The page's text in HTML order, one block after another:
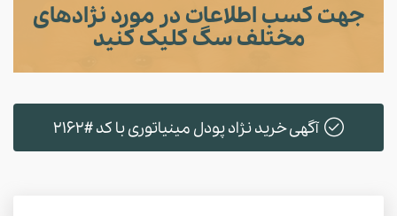
جهت کسب اطلاعات در مورد نژادهای
مختلف سگ کلیک کنید
آگهی خرید نژاد پودل مینیاتوری با کد #2162